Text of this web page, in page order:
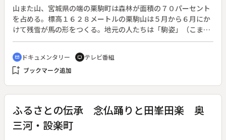
山また山、宮城県の端の栗駒町は森林が面積の７０パーセント
を占める。標高１６２８メートルの栗駒山は５月から６月にか
けて残雪が馬の形をつくる。地元の人たちは「駒姿」（こます
がた）と呼び、その形によってその年の農作物の出来を占った
りしてきた。山麓は若葉の季節、ブナの原生林では葉が日光を
透かして輝く。栗駒山から流れ出た清流が緑を縫うように山腹
を伝って行く。三追川（さんのはざまがわ）は、イワナ釣りに
の千葉さんが昔ながらの藍染めをしている。染め上がった布を
この川で洗い、仕上げも昔のままのやり方だ。千葉さんの藍染
めは「正藍染」と呼ばれている。自然にすべてを委ねた他に類
を見ない手法は、昭和３０年の国の重要無形文化財に指定され
cinematic_blur ドキュメンタリー tv テレビ番組
bookmark_add ブックマーク追加
ふるさとの伝承 念仏踊りと田峯田楽 奥
三河・設楽町